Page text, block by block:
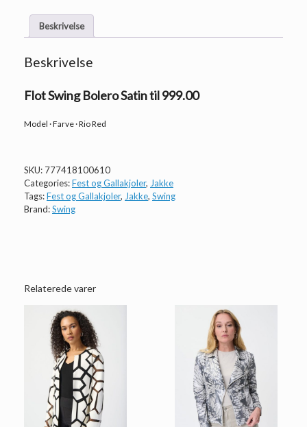
Beskrivelse
Beskrivelse
Flot Swing Bolero Satin til 999.00
Model · Farve · Rio Red
SKU: 777418100610
Categories:Fest og Gallakjoler, Jakke
Tags:Fest og Gallakjoler, Jakke, Swing
Brand:Swing
Relaterede varer